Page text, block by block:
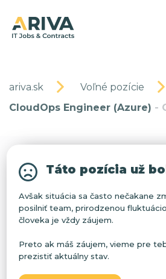
ariva.sk
Voľné pozície
CloudOps Engineer (Azure) -
Táto pozícia už
Avšak situácia sa často nečakane
posilniť team, prirodzenou
človeka je vždy záujem.
Preto ak máš záujem, vieme pre
prezistiť aktuálny stav.